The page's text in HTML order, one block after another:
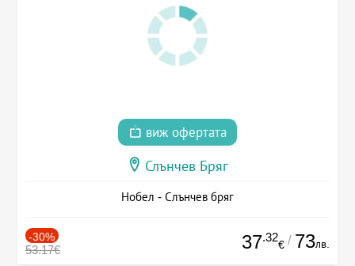
виж офертата
Слънчев Бряг
Нобел - Слънчев бряг
-30%
53.17€ 37.32
€ / 73лв.